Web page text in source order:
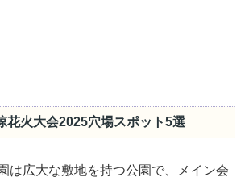
花火大会2025穴場スポット5選
は広大な敷地を持つ公園で、メイン会